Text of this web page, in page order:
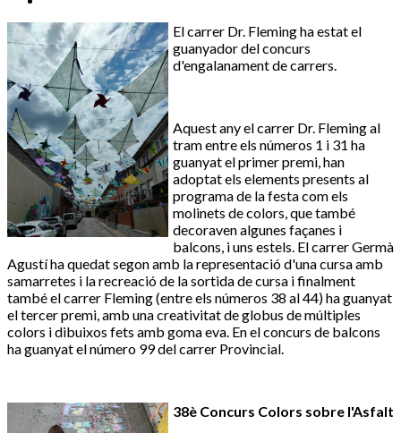
El carrer Dr. Fleming ha estat el
guanyador del concurs
d'engalanament de carrers.
Aquest any el carrer Dr. Fleming al
tram entre els números 1 i 31 ha
guanyat el primer premi, han
adoptat els elements presents al
programa de la festa com els
molinets de colors, que també
decoraven algunes façanes i
balcons, i uns estels. El carrer Germà
Agustí ha quedat segon amb la representació d'una cursa amb
samarretes i la recreació de la sortida de cursa i finalment
també el carrer Fleming (entre els números 38 al 44) ha guanyat
el tercer premi, amb una creativitat de globus de múltiples
colors i dibuixos fets amb goma eva. En el concurs de balcons
ha guanyat el número 99 del carrer Provincial.
38è Concurs Colors sobre l'Asfalt